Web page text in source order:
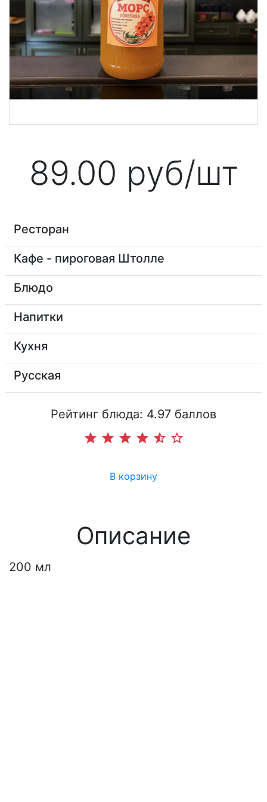
89.00 руб/шт
Ресторан
Кафе - пироговая Штолле
Блюдо
Напитки
Кухня
Русская
Рейтинг блюда: 4.97 баллов
star star star star star_half star_border
В корзину
Описание
200 мл